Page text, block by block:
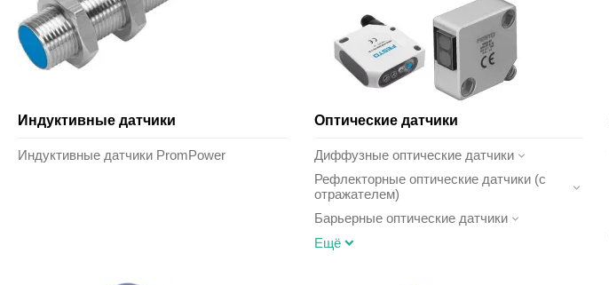
Индуктивные датчики
Индуктивные датчики PromPower
Оптические датчики
Диффузные оптические датчики
Рефлекторные оптические датчики (с
отражателем)
Барьерные оптические датчики
Ещё